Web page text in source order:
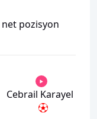
pozisyon
Cebrail Karayel